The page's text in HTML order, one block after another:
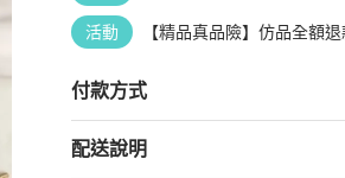
活動 【精品真品險】仿品全額
付款方式
配送說明